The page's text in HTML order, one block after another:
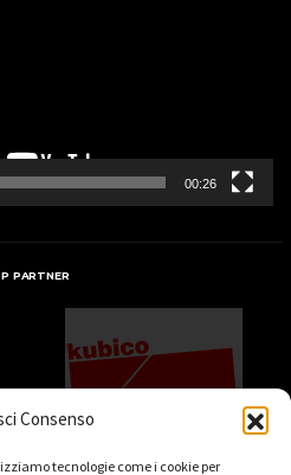
Consenso
tecnologie come i cookie per
00:26
PARTNER